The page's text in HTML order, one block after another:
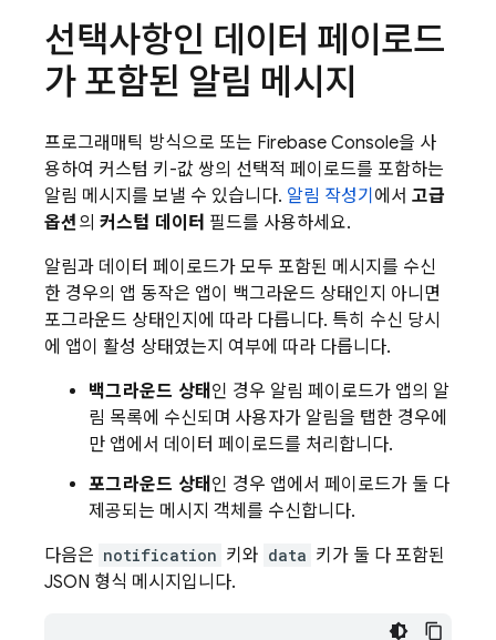
선택사항인 데이터 페이로드
가 포함된 알림 메시지
프로그래매틱 방식으로 또는 Firebase Console을 사
용하여 커스텀 키-값 쌍의 선택적 페이로드를 포함하는
알림 메시지를 보낼 수 있습니다. 알림 작성기 에서 고급
옵션의 커스텀 데이터 필드를 사용하세요.
알림과 데이터 페이로드가 모두 포함된 메시지를 수신
한 경우의 앱 동작은 앱이 백그라운드 상태인지 아니면
포그라운드 상태인지에 따라 다릅니다. 특히 수신 당시
에 앱이 활성 상태였는지 여부에 따라 다릅니다.
백그라운드 상태 인 경우 알림 페이로드가 앱의 알
림 목록에 수신되며 사용자가 알림을 탭한 경우에
만 앱에서 데이터 페이로드를 처리합니다.
포그라운드 상태 인 경우 앱에서 페이로드가 둘 다
제공되는 메시지 객체를 수신합니다.
다음은 notification 키와 data 키가 둘 다 포함된
JSON 형식 메시지입니다.